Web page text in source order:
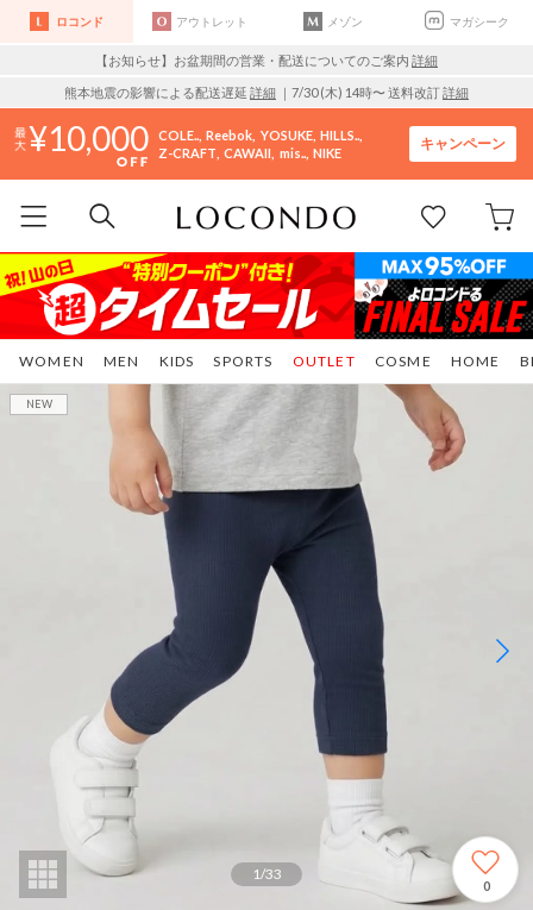
ロコンド アウトレット メゾン マガシーク
【お知らせ】お盆期間の営業・配送についてのご案内 詳細
熊本地震の影響による配送遅延 詳細 ｜7/30 (木) 14時〜 送料改訂詳細
10,000 COLE.. Reebok YOSUKE HILLS..
Z-CRAFT CAWAII mis.. NIKE
キャンペーン
WOMEN MEN KIDS SPORTS COSME HOME
OUTLET
1/33
0